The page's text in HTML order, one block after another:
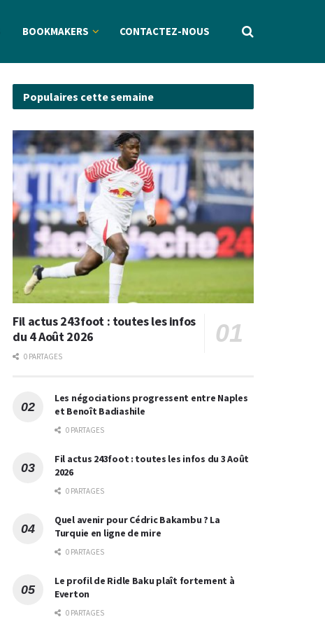
BOOKMAKERS CONTACTEZ-NOUS
Populaires cette semaine
Fil actus 243foot : toutes les infos
du 4 Août 2026
0 PARTAGES
Les négociations progressent entre Naples
et Benoît Badiashile
0 PARTAGES
Fil actus 243foot : toutes les infos du 3 Août
2026
0 PARTAGES
Quel avenir pour Cédric Bakambu ? La
Turquie en ligne de mire
0 PARTAGES
Le profil de Ridle Baku plaît fortement à
Everton
0 PARTAGES